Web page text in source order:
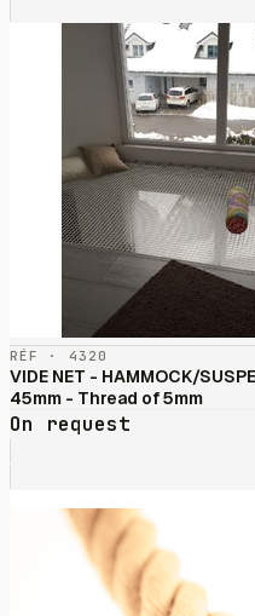
RÉF · 4320
VIDE NET - HAMMOCK/
45mm - Thread of 5mm
On request